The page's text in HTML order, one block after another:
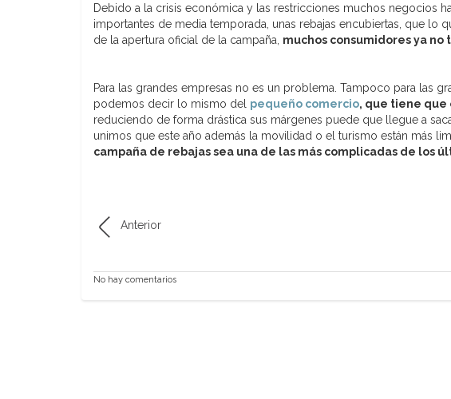
Debido a la crisis económica y las restricciones muchos negocios
importantes de media temporada, unas rebajas encubiertas, que
de la apertura oficial de la campaña, muchos consumidores ya
Para las grandes empresas no es un problema. Tampoco para las
podemos decir lo mismo del pequeño comercio, que tiene que
reduciendo de forma drástica sus márgenes puede que llegue a
unimos que este año además la movilidad o el turismo están más
campaña de rebajas sea una de las más complicadas de los
Anterior
No hay comentarios